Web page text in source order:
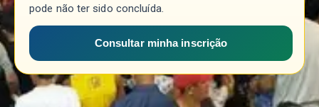
pode não ter sido concluída.
Consultar minha inscrição